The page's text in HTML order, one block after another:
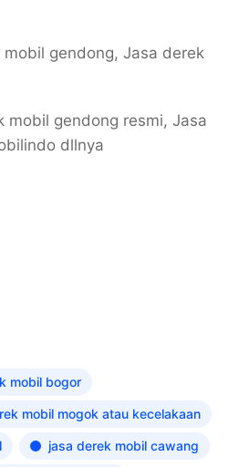
gendong, Jasa derek
mobil gendong resmi, Jasa
dllnya
mobil bogor
mobil mogok atau kecelakaan
jasa derek mobil cawang